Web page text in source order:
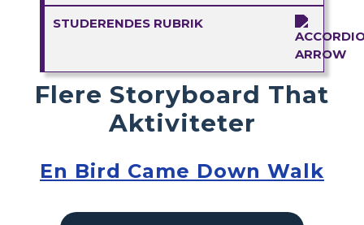
STUDERENDES RUBRIK
Flere Storyboard That
Aktiviteter
En Bird Came Down Walk